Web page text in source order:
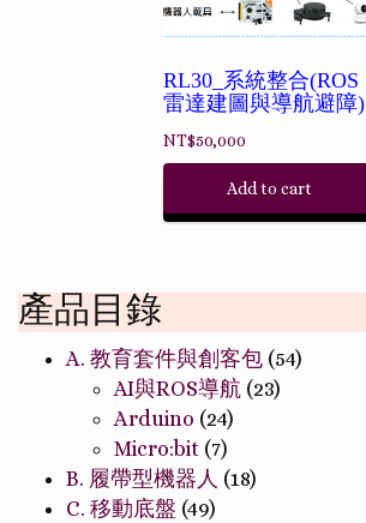
RL30_系統整合(ROS
雷達建圖與導航避障)
NT$50,000
Add to cart
產品目錄
A. 教育套件與創客包 (54)
AI與ROS導航 (23)
Arduino (24)
Micro:bit (7)
B. 履帶型機器人 (18)
C. 移動底盤 (49)